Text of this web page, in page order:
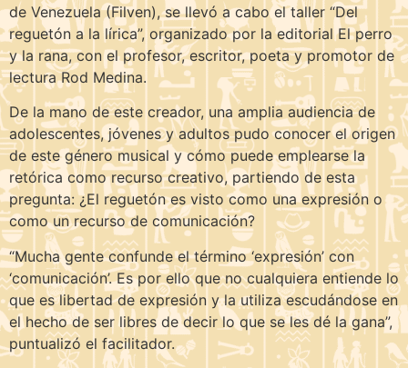
de Venezuela (Filven), se llevó a cabo el taller “Del
reguetón a la lírica”, organizado por la editorial El perro
y la rana, con el profesor, escritor, poeta y promotor de
lectura Rod Medina.
De la mano de este creador, una amplia audiencia de
adolescentes, jóvenes y adultos pudo conocer el origen
de este género musical y cómo puede emplearse la
retórica como recurso creativo, partiendo de esta
pregunta: ¿El reguetón es visto como una expresión o
como un recurso de comunicación?
“Mucha gente confunde el término ‘expresión’ con
‘comunicación’. Es por ello que no cualquiera entiende lo
que es libertad de expresión y la utiliza escudándose en
el hecho de ser libres de decir lo que se les dé la gana”,
puntualizó el facilitador.